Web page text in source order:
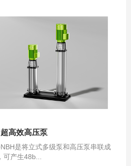
高效高压泵
是将立式多级泵和高压泵串联成
可产生48b...